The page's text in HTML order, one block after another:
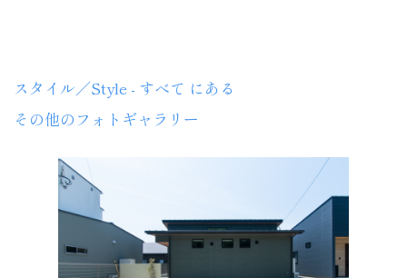
スタイル／Style - すべて にある
その他のフォトギャラリー